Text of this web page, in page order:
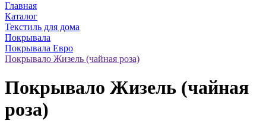
Главная
Каталог
Текстиль для дома
Покрывала
Покрывала Евро
Покрывало Жизель (чайная роза)
Покрывало Жизель (чайная
роза)